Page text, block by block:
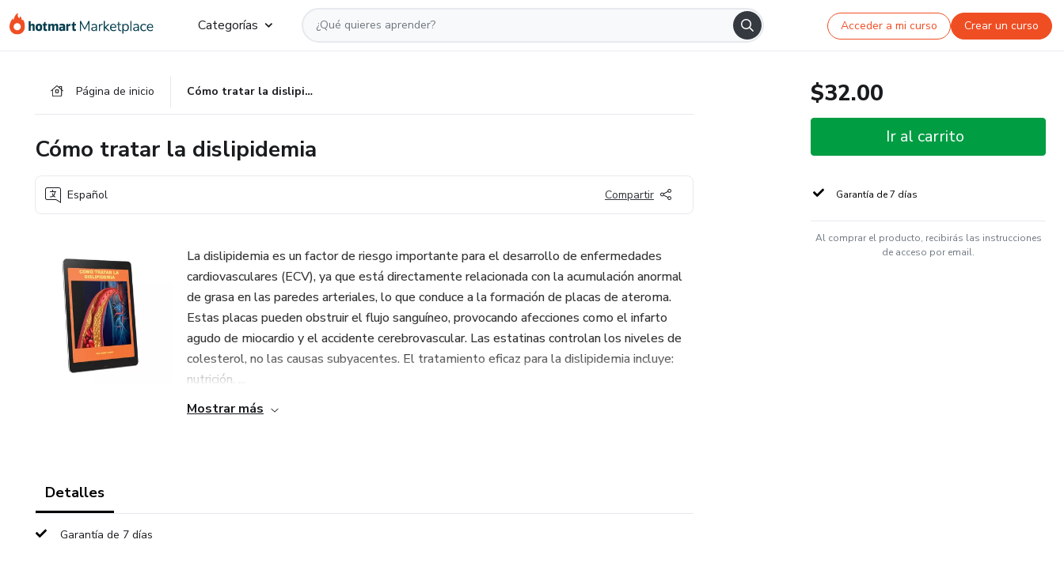
Categorías Acceder a mi curso Crear un curso
Página de inicio Cómo tratar la dislipidemia
Cómo tratar la dislipidemia
Español Compartir
La dislipidemia es un factor de riesgo importante para el desarrollo de enfermedades
cardiovasculares (ECV), ya que está directamente relacionada con la acumulación anormal
de grasa en las paredes arteriales, lo que conduce a la formación de placas de ateroma.
Estas placas pueden obstruir el flujo sanguíneo, provocando afecciones como el infarto
agudo de miocardio y el accidente cerebrovascular. Las estatinas controlan los niveles de
colesterol, no las causas subyacentes. El tratamiento eficaz para la dislipidemia incluye:
nutrición, ...
Mostrar más
Detalles
Garantía de 7 días
$32.00
Ir al carrito
Garantía de 7 días
Al comprar el producto, recibirás las instrucciones
de acceso por email.